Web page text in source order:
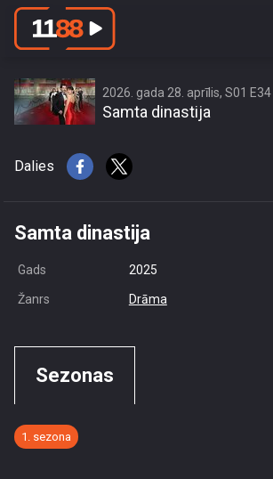
access this content due
location or other
country is US and IP
216.73.217.111
2026. gada 28. aprīlis, S01 E34
Samta dinastija
Dalies
Samta dinastija
Gads 2025
Žanrs Drāma
Sezonas
1. sezona